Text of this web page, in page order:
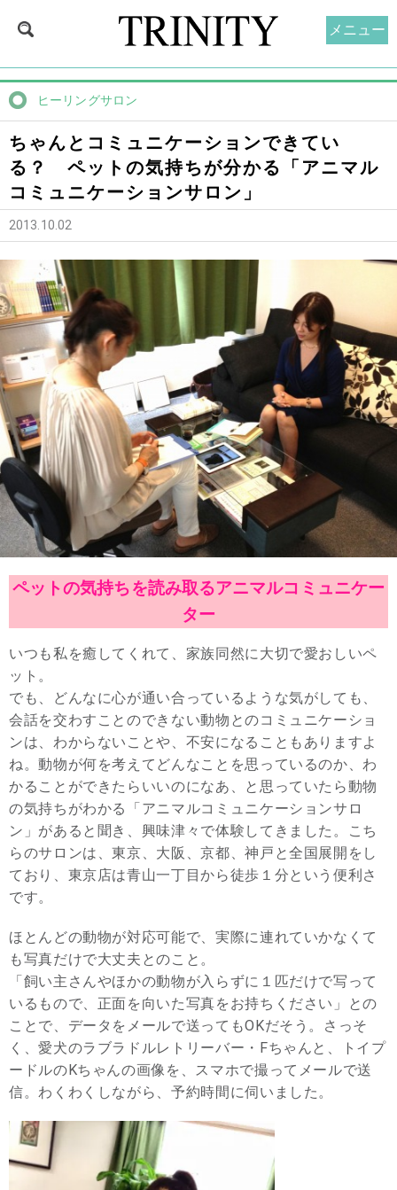
ヒーリングサロン
ちゃんとコミュニケーションできてい
る？ ペットの気持ちが分かる「アニマル
コミュニケーションサロン」
2013.10.02
ペットの気持ちを読み取るアニマルコミュニケー
ター
いつも私を癒してくれて、家族同然に大切で愛おしいペ
ット。
でも、どんなに心が通い合っているような気がしても、
会話を交わすことのできない動物とのコミュニケーショ
ンは、わからないことや、不安になることもありますよ
ね。動物が何を考えてどんなことを思っているのか、わ
かることができたらいいのになあ、と思っていたら動物
の気持ちがわかる「アニマルコミュニケーションサロ
ン」があると聞き、興味津々で体験してきました。こち
らのサロンは、東京、大阪、京都、神戸と全国展開をし
ており、東京店は青山一丁目から徒歩１分という便利さ
です。
ほとんどの動物が対応可能で、実際に連れていかなくて
も写真だけで大丈夫とのこと。
「飼い主さんやほかの動物が入らずに１匹だけで写って
いるもので、正面を向いた写真をお持ちください」との
ことで、データをメールで送ってもOKだそう。さっそ
く、愛犬のラブラドルレトリーバー・Fちゃんと、トイプ
ードルのKちゃんの画像を、スマホで撮ってメールで送
信。わくわくしながら、予約時間に伺いました。
メニュー